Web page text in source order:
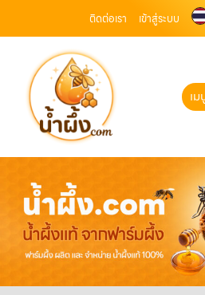
ติดต่อเรา เข้าสู่ระบบ
เ